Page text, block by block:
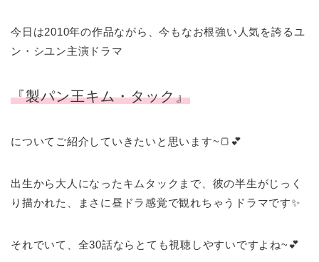
今日は2010年の作品ながら、今もなお根強い人気を誇るユ
ン・シユン主演ドラマ
『製パン王キム・タック』
についてご紹介していきたいと思います~🍞💕
出生から大人になったキムタックまで、彼の半生がじっく
り描かれた、まさに昼ドラ感覚で観れちゃうドラマです✨
それでいて、全30話ならとても視聴しやすいですよね~💕